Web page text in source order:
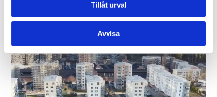
Tillåt urval
Avvisa